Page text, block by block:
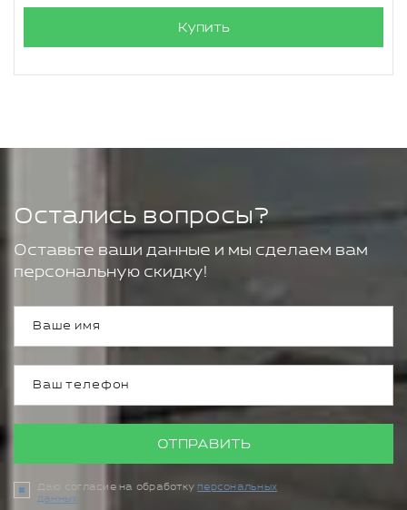
Купить
Остались вопросы?
Оставьте ваши данные и мы сделаем вам
персональную скидку!
ОТПРАВИТЬ
Даю согласие на обработку персональных
данных